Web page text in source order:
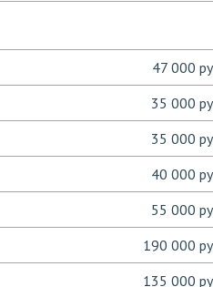
47 000
35 000
35 000
40 000
55 000
190 000
135 000